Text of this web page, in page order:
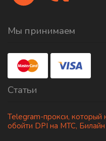
Мы принимаем
Статьи
Telegram-прокси, который
обойти DPI на МТС,